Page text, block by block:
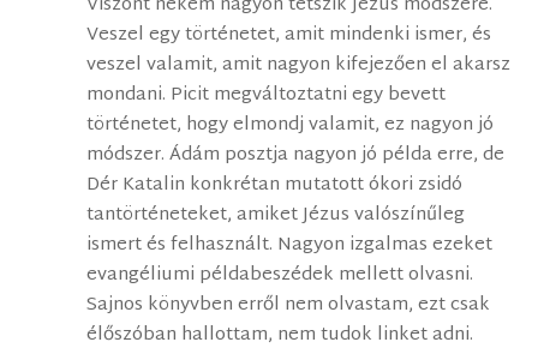
Veszel egy történetet, amit mindenki ismer, és
veszel valamit, amit nagyon kifejezően el akarsz
mondani. Picit megváltoztatni egy bevett
történetet, hogy elmondj valamit, ez nagyon jó
módszer. Ádám posztja nagyon jó példa erre, de
Dér Katalin konkrétan mutatott ókori zsidó
tantörténeteket, amiket Jézus valószínűleg
ismert és felhasznált. Nagyon izgalmas ezeket
evangéliumi példabeszédek mellett olvasni.
Sajnos könyvben erről nem olvastam, ezt csak
élőszóban hallottam, nem tudok linket adni.